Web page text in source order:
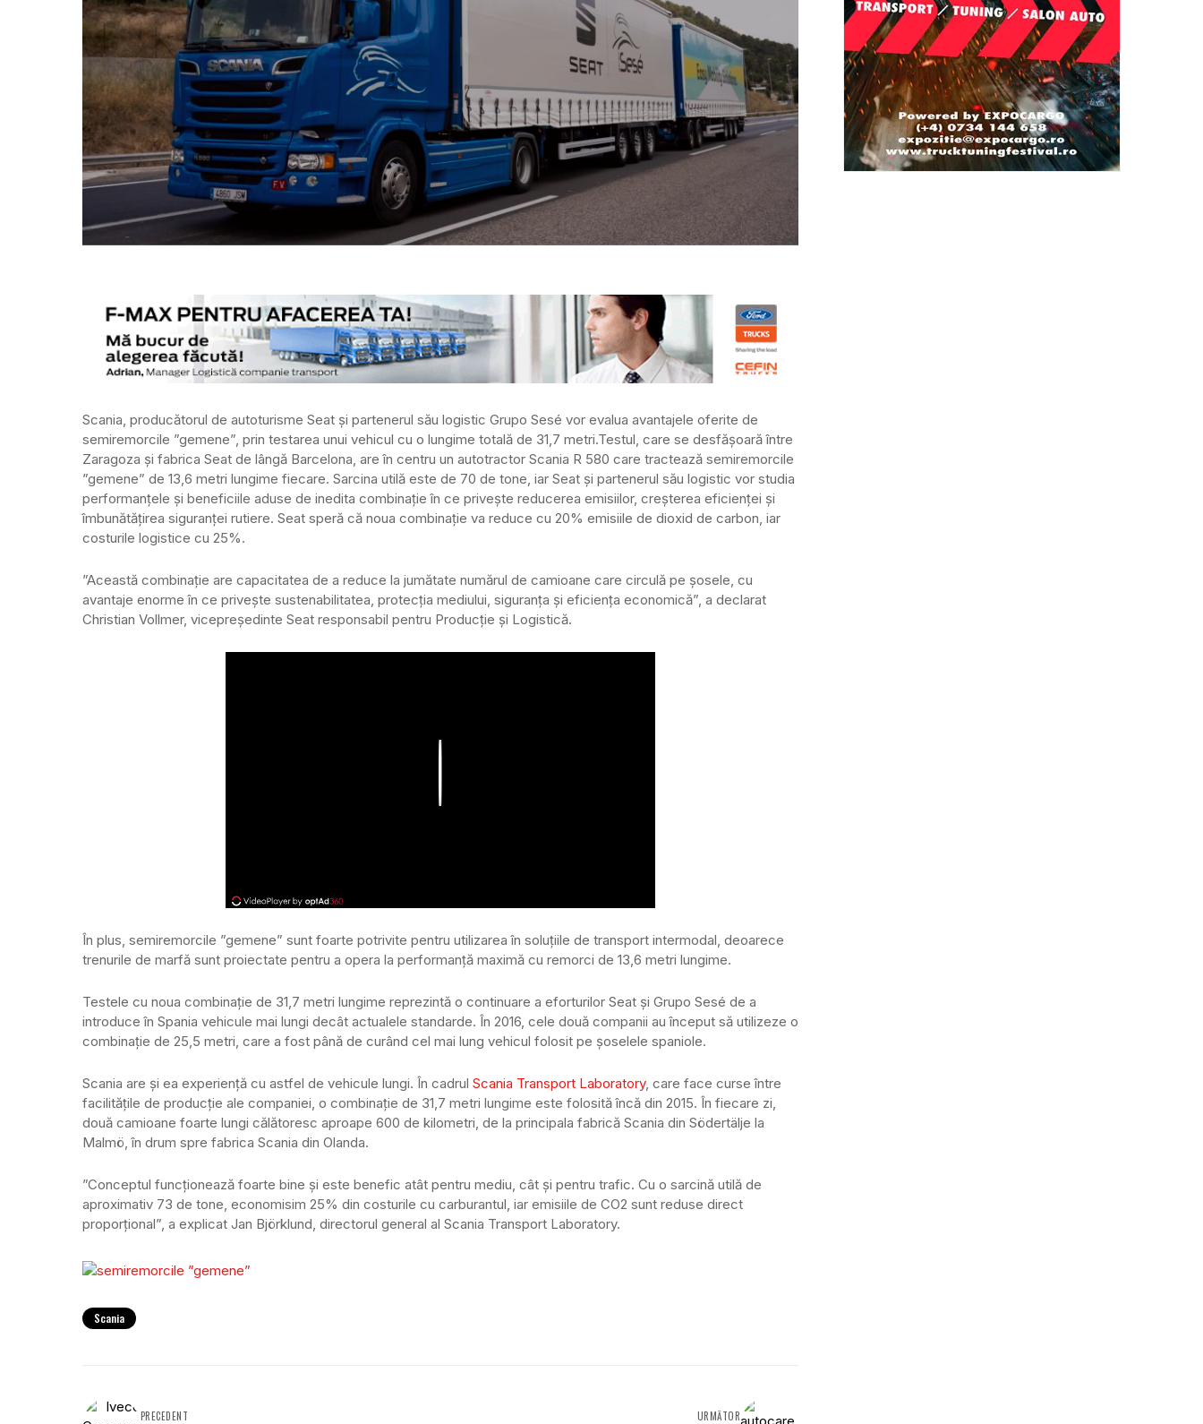
Scania, producătorul de autoturisme Seat și partenerul său logistic Grupo Sesé vor evalua avantajele oferite de
semiremorcile ”gemene”, prin testarea unui vehicul cu o lungime totală de 31,7 metri.Testul, care se desfășoară între
Zaragoza și fabrica Seat de lângă Barcelona, are în centru un autotractor Scania R 580 care tractează semiremorcile
”gemene” de 13,6 metri lungime fiecare. Sarcina utilă este de 70 de tone, iar Seat și partenerul său logistic vor studia
performanțele și beneficiile aduse de inedita combinație în ce privește reducerea emisiilor, creșterea eficienței și
îmbunătățirea siguranței rutiere. Seat speră că noua combinație va reduce cu 20% emisiile de dioxid de carbon, iar
costurile logistice cu 25%.
”Această combinație are capacitatea de a reduce la jumătate numărul de camioane care circulă pe șosele, cu
avantaje enorme în ce privește sustenabilitatea, protecția mediului, siguranța și eficiența economică”, a declarat
Christian Vollmer, vicepreședinte Seat responsabil pentru Producție și Logistică.
În plus, semiremorcile ”gemene” sunt foarte potrivite pentru utilizarea în soluțiile de transport intermodal, deoarece
trenurile de marfă sunt proiectate pentru a opera la performanță maximă cu remorci de 13,6 metri lungime.
Testele cu noua combinație de 31,7 metri lungime reprezintă o continuare a eforturilor Seat și Grupo Sesé de a
introduce în Spania vehicule mai lungi decât actualele standarde. În 2016, cele două companii au început să utilizeze o
combinație de 25,5 metri, care a fost până de curând cel mai lung vehicul folosit pe șoselele spaniole.
Scania are și ea experiență cu astfel de vehicule lungi. În cadrul Scania Transport Laboratory, care face curse între
facilitățile de producție ale companiei, o combinație de 31,7 metri lungime este folosită încă din 2015. În fiecare zi,
două camioane foarte lungi călătoresc aproape 600 de kilometri, de la principala fabrică Scania din Södertälje la
Malmö, în drum spre fabrica Scania din Olanda.
”Conceptul funcționează foarte bine și este benefic atât pentru mediu, cât și pentru trafic. Cu o sarcină utilă de
aproximativ 73 de tone, economisim 25% din costurile cu carburantul, iar emisiile de CO2 sunt reduse direct
proporțional”, a explicat Jan Björklund, directorul general al Scania Transport Laboratory.
Scania
PRECEDENT URMĂTOR